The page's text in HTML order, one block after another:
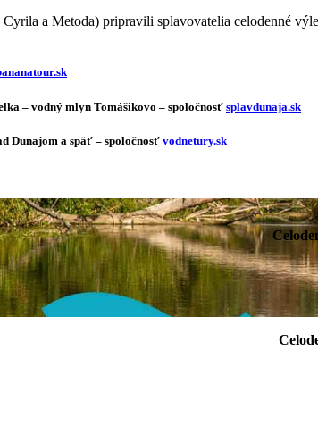
a Metoda) pripravili splavovatelia celodenné
– vodný mlyn Tomášikovo – spoločnosť splavdunaja.sk
Dunajom a späť – spoločnosť vodnetury.sk